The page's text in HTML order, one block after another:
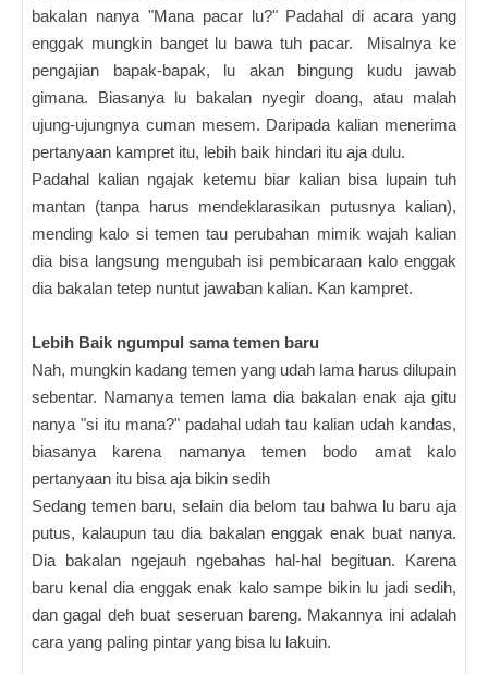
bakalan nanya "Mana pacar lu?" Padahal di acara yang
enggak mungkin banget lu bawa tuh pacar. Misalnya ke
pengajian bapak-bapak, lu akan bingung kudu jawab
gimana. Biasanya lu bakalan nyegir doang, atau malah
ujung-ujungnya cuman mesem. Daripada kalian menerima
pertanyaan kampret itu, lebih baik hindari itu aja dulu.
Padahal kalian ngajak ketemu biar kalian bisa lupain tuh
mantan (tanpa harus mendeklarasikan putusnya kalian),
mending kalo si temen tau perubahan mimik wajah kalian
dia bisa langsung mengubah isi pembicaraan kalo enggak
dia bakalan tetep nuntut jawaban kalian. Kan kampret.
Lebih Baik ngumpul sama temen baru
Nah, mungkin kadang temen yang udah lama harus dilupain
sebentar. Namanya temen lama dia bakalan enak aja gitu
nanya "si itu mana?" padahal udah tau kalian udah kandas,
biasanya karena namanya temen bodo amat kalo
pertanyaan itu bisa aja bikin sedih
Sedang temen baru, selain dia belom tau bahwa lu baru aja
putus, kalaupun tau dia bakalan enggak enak buat nanya.
Dia bakalan ngejauh ngebahas hal-hal begituan. Karena
baru kenal dia enggak enak kalo sampe bikin lu jadi sedih,
dan gagal deh buat seseruan bareng. Makannya ini adalah
cara yang paling pintar yang bisa lu lakuin.